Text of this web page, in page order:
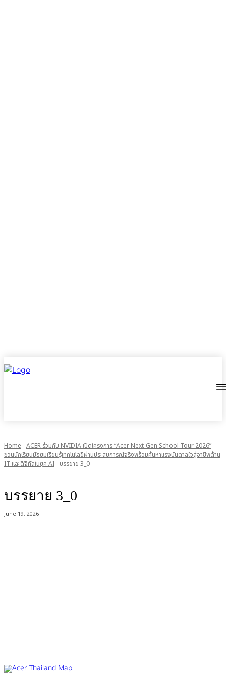
Home
ACER ร่วมกับ NVIDIA เปิดโครงการ “Acer Next-Gen School Tour 2026”
ชวนนักเรียนมัธยมเรียนรู้เทคโนโลยีผ่านประสบการณ์จริงพร้อมค้นหาแรงบันดาลใจสู่อาชีพด้าน
IT และดิจิทัลในยุค AI
บรรยาย 3_0
บรรยาย 3_0
June 19, 2026